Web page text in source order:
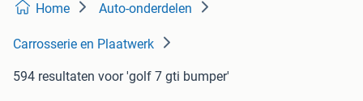
Home Auto-onderdelen
Carrosserie en Plaatwerk
594 resultaten voor 'golf 7 gti bumper'